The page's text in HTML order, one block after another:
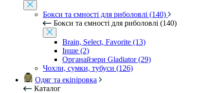
Бокси та ємності для риболовлі (140)
Бокси та ємності для риболовлі (140)
Brain, Select, Favorite (13)
Інше (2)
Органайзери Gladiator (29)
Чохли, сумки, тубуси (126)
Одяг та екіпіровка
Каталог